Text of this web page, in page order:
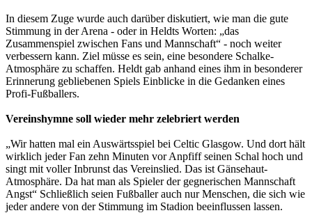
In diesem Zuge wurde auch darüber diskutiert, wie man die gute
Stimmung in der Arena - oder in Heldts Worten: „das
Zusammenspiel zwischen Fans und Mannschaft“ - noch weiter
verbessern kann. Ziel müsse es sein, eine besondere Schalke-
Atmosphäre zu schaffen. Heldt gab anhand eines ihm in besonderer
Erinnerung gebliebenen Spiels Einblicke in die Gedanken eines
Profi-Fußballers.
Vereinshymne soll wieder mehr zelebriert werden
„Wir hatten mal ein Auswärtsspiel bei Celtic Glasgow. Und dort hält
wirklich jeder Fan zehn Minuten vor Anpfiff seinen Schal hoch und
singt mit voller Inbrunst das Vereinslied. Das ist Gänsehaut-
Atmosphäre. Da hat man als Spieler der gegnerischen Mannschaft
Angst“ Schließlich seien Fußballer auch nur Menschen, die sich wie
jeder andere von der Stimmung im Stadion beeinflussen lassen.